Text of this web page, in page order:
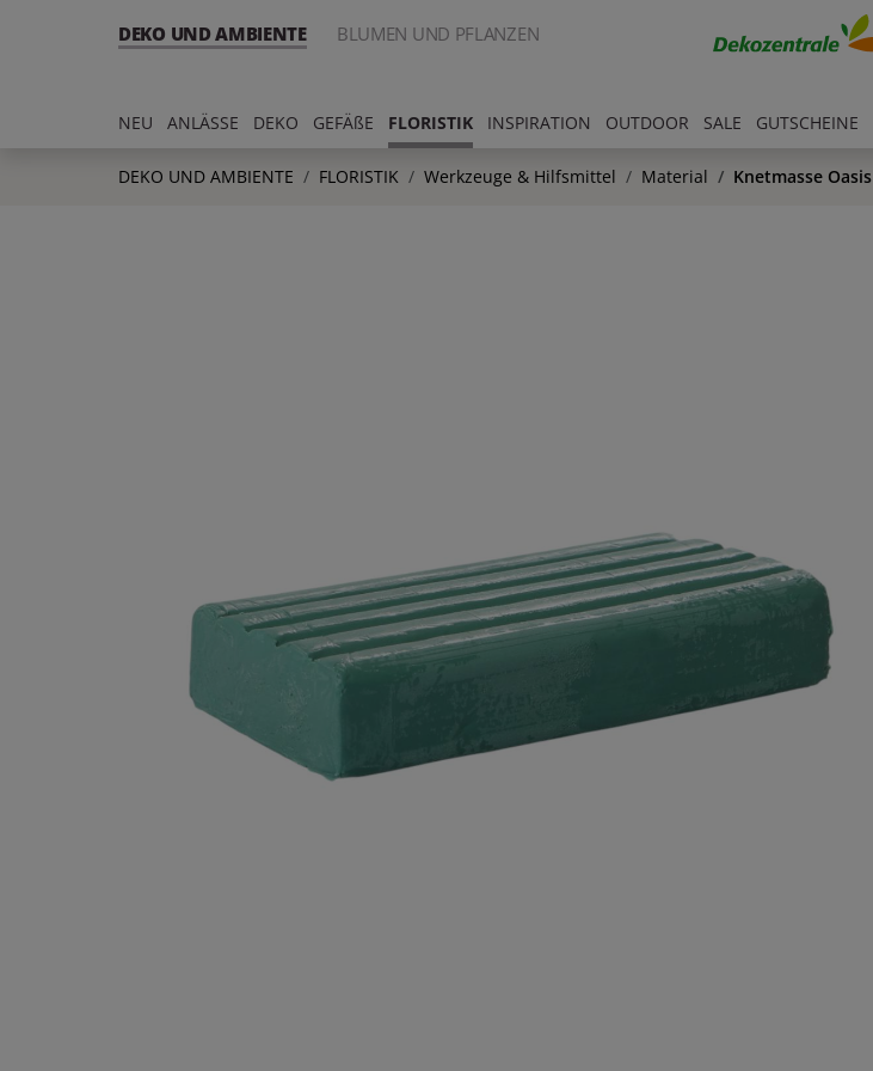
DEKO UND AMBIENTE BLUMEN UND PFLANZEN
NEU ANLÄSSE DEKO GEFÄßE FLORISTIK INSPIRATION OUTDOOR SALE GUTSCHEINE
DEKO UND AMBIENTE FLORISTIK Werkzeuge & Hilfsmittel Material Knetmasse Oasis